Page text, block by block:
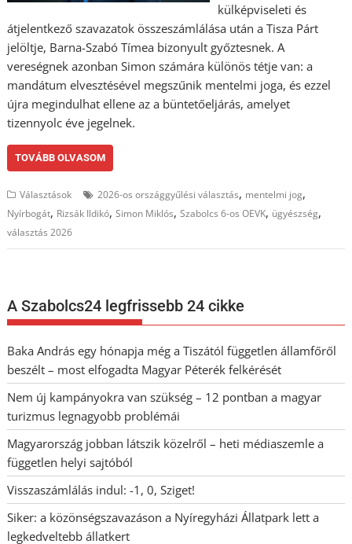
külképviseleti és
átjelentkező szavazatok összeszámlálása után a Tisza Párt
jelöltje, Barna-Szabó Tímea bizonyult győztesnek. A
vereségnek azonban Simon számára különös tétje van: a
mandátum elvesztésével megszűnik mentelmi joga, és ezzel
újra megindulhat ellene az a büntetőeljárás, amelyet
tizennyolc éve jegelnek.
TOVÁBB OLVASOM
Választások 2026-os országgyűlési választás, mentelmi jog,
Nyírbogát, Rizsák Ildikó,Simon Miklós,Szabolcs 6-os OEVK, ügyészség,
választás 2026
A Szabolcs24 legfrissebb 24 cikke
Baka András egy hónapja még a Tiszától független államfőről
beszélt – most elfogadta Magyar Péterék felkérését
Nem új kampányokra van szükség – 12 pontban a magyar
turizmus legnagyobb problémái
Magyarország jobban látszik közelről – heti médiaszemle a
független helyi sajtóból
Visszaszámlálás indul: -1, 0, Sziget!
Siker: a közönségszavazáson a Nyíregyházi Állatpark lett a
legkedveltebb állatkert